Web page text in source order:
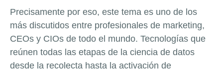
Precisamente por eso, este tema es uno de los
más discutidos entre profesionales de marketing,
CEOs y CIOs de todo el mundo. Tecnologías que
reúnen todas las etapas de la ciencia de datos
desde la recolecta hasta la activación de